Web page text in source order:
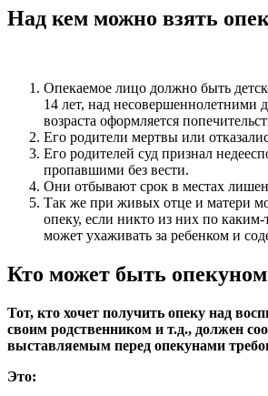
Над кем можно взять
Опекаемое лицо должно быть
14 лет, над несовершеннолетними
возраста оформляется
Его родители мертвы или
Его родителей суд признал
пропавшими без вести.
Они отбывают срок в местах
Так же при живых отце и матери
опеку, если никто из них по
может ухаживать за ребенком и
Кто может быть опекуном
Тот, кто хочет получить опеку над
своим родственником и т.д., должен
выставляемым перед опекунами
Это: